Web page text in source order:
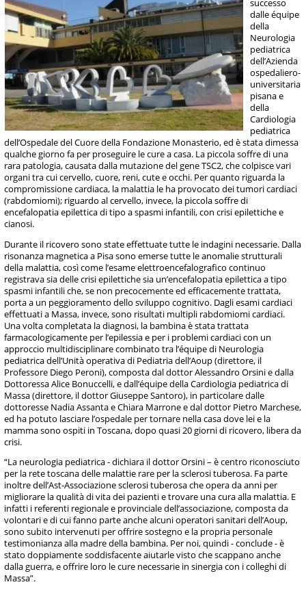
successo
dalle équipe
della
Neurologia
pediatrica
dell’Azienda
ospedaliero-
universitaria
pisana e
della
Cardiologia
pediatrica
dell’Ospedale del Cuore della Fondazione Monasterio, ed è stata dimessa
qualche giorno fa per proseguire le cure a casa. La piccola soffre di una
rara patologia, causata dalla mutazione del gene TSC2, che colpisce vari
organi tra cui cervello, cuore, reni, cute e occhi. Per quanto riguarda la
compromissione cardiaca, la malattia le ha provocato dei tumori cardiaci
(rabdomiomi); riguardo al cervello, invece, la piccola soffre di
encefalopatia epilettica di tipo a spasmi infantili, con crisi epilettiche e
cianosi.
Durante il ricovero sono state effettuate tutte le indagini necessarie. Dalla
risonanza magnetica a Pisa sono emerse tutte le anomalie strutturali
della malattia, così come l’esame elettroencefalografico continuo
registrava sia delle crisi epilettiche sia un’encefalopatia epilettica a tipo
spasmi infantili che, se non precocemente ed efficacemente trattata,
porta a un peggioramento dello sviluppo cognitivo. Dagli esami cardiaci
effettuati a Massa, invece, sono risultati multipli rabdomiomi cardiaci.
Una volta completata la diagnosi, la bambina è stata trattata
farmacologicamente per l’epilessia e per i problemi cardiaci con un
approccio multidisciplinare combinato tra l’équipe di Neurologia
pediatrica dell’Unità operativa di Pediatria dell’Aoup (direttore, il
Professore Diego Peroni), composta dal dottor Alessandro Orsini e dalla
Dottoressa Alice Bonuccelli, e dall’équipe della Cardiologia pediatrica di
Massa (direttore, il dottor Giuseppe Santoro), in particolare dalle
dottoresse Nadia Assanta e Chiara Marrone e dal dottor Pietro Marchese,
ed ha potuto lasciare l’ospedale per tornare nella casa dove lei e la
mamma sono ospiti in Toscana, dopo quasi 20 giorni di ricovero, libera da
crisi.
“La neurologia pediatrica - dichiara il dottor Orsini – è centro riconosciuto
per la rete toscana delle malattie rare per la sclerosi tuberosa. Fa parte
inoltre dell’Ast-Associazione sclerosi tuberosa che opera da anni per
migliorare la qualità di vita dei pazienti e trovare una cura alla malattia. E
infatti i referenti regionale e provinciale dell’associazione, composta da
volontari e di cui fanno parte anche alcuni operatori sanitari dell’Aoup,
sono subito intervenuti per offrire sostegno e la propria personale
testimonianza alla madre della bambina. Per noi, quindi - conclude - è
stato doppiamente soddisfacente aiutarle visto che scappano anche
dalla guerra, e offrire loro le cure necessarie in sinergia con i colleghi di
Massa”.